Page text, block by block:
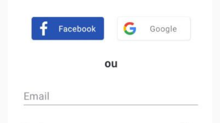
Passo 1: abra o app da Deezer e vá até à aba de
login com e-mail. Clique em “Esqueceu sua